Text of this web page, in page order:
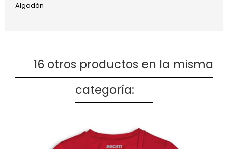
Algodón
16 otros productos en la misma
categoría: